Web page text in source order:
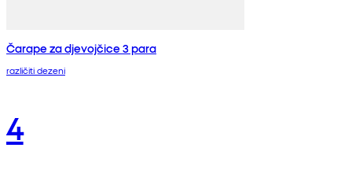
Čarape za djevojčice 3 para
različiti dezeni
4